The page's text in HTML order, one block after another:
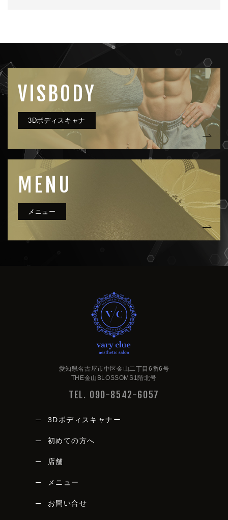
VISBODY
MENU
very clue
愛知県名古屋市中区金山二丁目6番6号
THE金山BLOSSOMS1階北号
TEL. 090-8542-6057
3Dボディスキャナー
初めての方へ
店舗
メニュー
お問い合せ